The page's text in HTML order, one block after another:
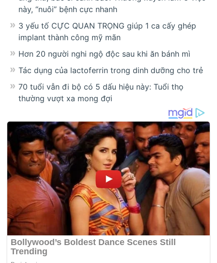
này, “nuôi” bệnh cực nhanh
3 yếu tố CỰC QUAN TRỌNG giúp 1 ca cấy ghép
implant thành công mỹ mãn
Hơn 20 người nghi ngộ độc sau khi ăn bánh mì
Tác dụng của lactoferrin trong dinh dưỡng cho trẻ
70 tuổi vẫn đi bộ có 5 dấu hiệu này: Tuổi thọ
thường vượt xa mong đợi